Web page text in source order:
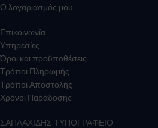
Ο λογαριασμός μου
Επικοινωνία
Υπηρεσίες
Όροι και προϋποθέσεις
Τρόποι Πληρωμής
Τρόποι Αποστολής
Χρόνοι Παράδοσης
ΣΑΠΛΑΧΙΔΗΣ ΤΥΠΟΓΡΑΦΕΙΟ